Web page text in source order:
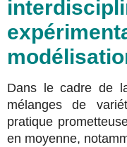
Dans le cadre de
mélanges de
pratique
en moyenne,